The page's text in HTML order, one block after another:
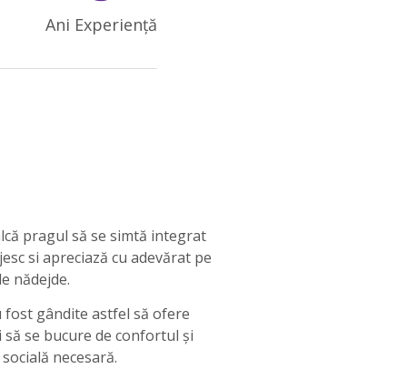
Ani Experiență
pragul să se simtă integrat
si apreciază cu adevărat pe
nădejde.
gândite astfel să ofere
se bucure de confortul și
necesară.